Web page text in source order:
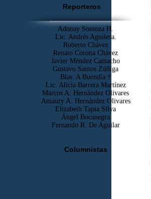
Reporteros
Adonay Somoza H.
Lic. Andrés Aguilera.
Roberto Chávez
Renato Corona Chávez
Javier Méndez Camacho
Gustavo Santos Zúñiga
Blas. A Buendía †
​Lic. Alicia Barrera Martínez
Marcos A. Hernández Olivares
Amaury A. Hernández Olivares
Elizabeth Tapia Silva
Ángel Bocanegra
Fernando R. De Aguilar
Columnistas